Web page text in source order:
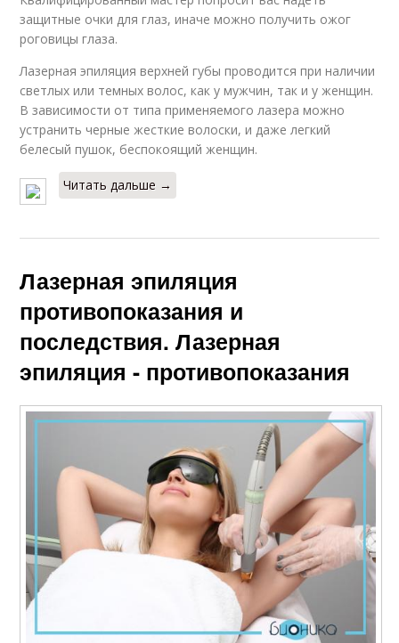
защитные очки для глаз, иначе можно получить ожог
роговицы глаза.
Лазерная эпиляция верхней губы проводится при наличии
светлых или темных волос, как у мужчин, так и у женщин.
В зависимости от типа применяемого лазера можно
устранить черные жесткие волоски, и даже легкий
белесый пушок, беспокоящий женщин.
Читать дальше →
Лазерная эпиляция
противопоказания и
последствия. Лазерная
эпиляция - противопоказания